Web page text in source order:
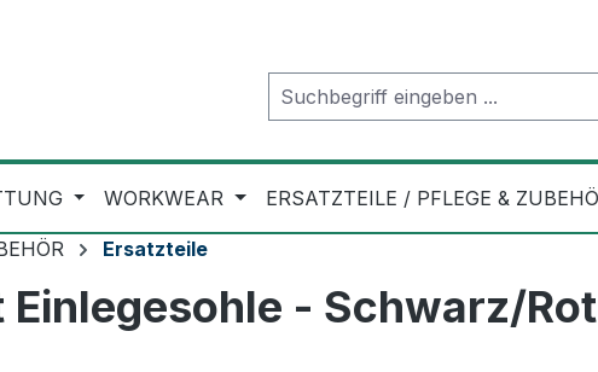
WORKWEAR ERSATZTEILE / PFLEGE &
Ersatzteile
- Schwarz/Rot